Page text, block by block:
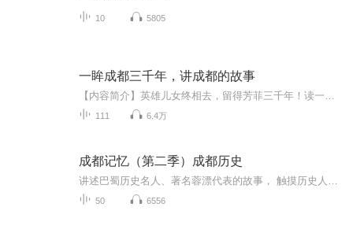
10 5805
一眸成都三千年，讲成都的故事
111 6.4万
成都记忆（第二季）成都历史
50 6556